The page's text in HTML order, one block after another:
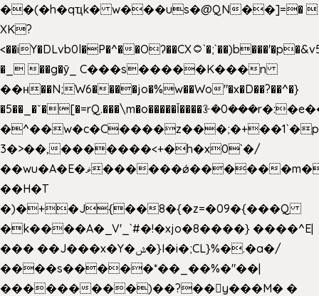
��(�h�qҵk� w���us�@QN��]=� 
XK?
<��iY�DLvb0l�P�^��Oʔ��CX۝`�;`��)b���'�p�&v5(�
�_ ��g�ӯ_ C���s�����K���n
��н��N;W6����jo�%w��Wo"�x�D��?��^�}
�5��
3�>��,�������<+�h�x0`�/
��wu�A�E�ޥ������ǿ������m��d�C��9��e�D��1�2�/
��H�T
�)�+�J{��8�{�z=�09�{���Q
�k����A�_V'_`#�!�xjo�8����} ����^E|
��� ��J���x�Y�ݜ�}I�i�;CL}%�.�a�/
����s�����*��_��%�"��|
���������)��?��򥞾y���M� �